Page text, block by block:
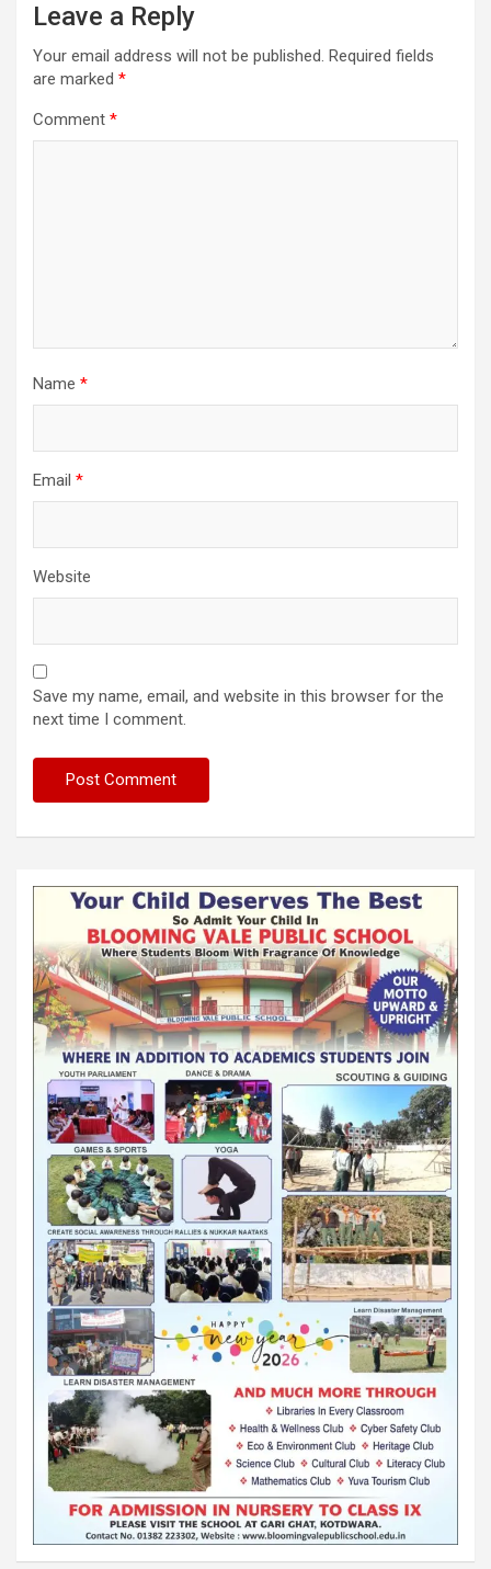
Leave a Reply
Your email address will not be published. Required fields
are marked *
Comment *
Name *
Email *
Website
Save my name, email, and website in this browser for the
next time I comment.